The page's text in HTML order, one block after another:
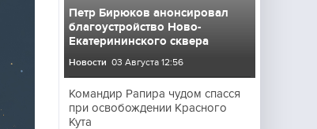
Петр Бирюков анонсировал
благоустройство Ново-
Екатерининского сквера
Новости 03 Августа 12:56
Командир Рапира чудом спасся
при освобождении Красного
Кута